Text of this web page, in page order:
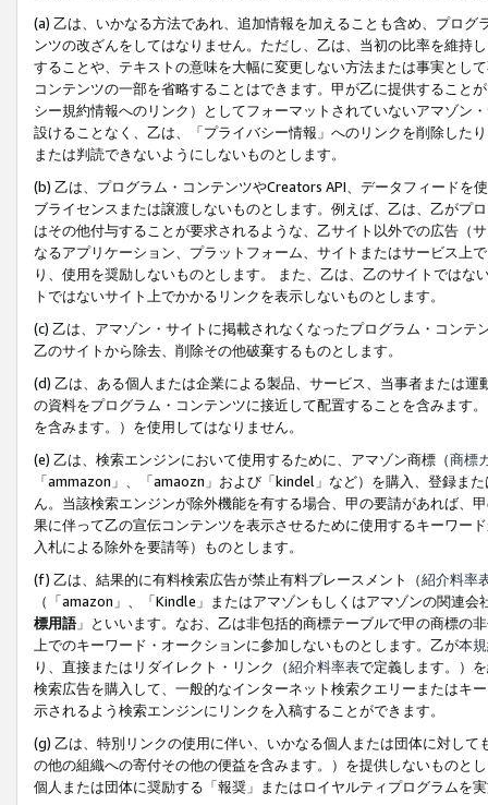
(a) 乙は、いかなる方法であれ、追加情報を加えることも含め、プロ
ンツの改ざんをしてはなりません。ただし、乙は、当初の比率を維持
することや、テキストの意味を大幅に変更しない方法または事実とし
コンテンツの一部を省略することはできます。甲が乙に提供すること
シー規約情報へのリンク）としてフォーマットされていないアマゾン
設けることなく、乙は、「プライバシー情報」へのリンクを削除した
または判読できないようにしないものとします。
(b) 乙は、プログラム・コンテンツやCreators API、データフィード
ブライセンスまたは譲渡しないものとします。例えば、乙は、乙がプ
はその他付与することが要求されるような、乙サイト以外での広告（
なるアプリケーション、プラットフォーム、サイトまたはサービス上
り、使用を奨励しないものとします。 また、乙は、乙のサイトでは
トではないサイト上でかかるリンクを表示しないものとします。
(c) 乙は、アマゾン・サイトに掲載されなくなったプログラム・コン
乙のサイトから除去、削除その他破棄するものとします。
(d) 乙は、ある個人または企業による製品、サービス、当事者または
の資料をプログラム・コンテンツに接近して配置することを含みます
を含みます。）を使用してはなりません。
(e) 乙は、検索エンジンにおいて使用するために、アマゾン商標（商標
「ammazon」、「amaozn」および「kindel」など）を購入、登録ま
ん。当該検索エンジンが除外機能を有する場合、甲の要請があれば、
果に伴って乙の宣伝コンテンツを表示させるために使用するキーワー
入札による除外を要請等）ものとします。
(f) 乙は、結果的に有料検索広告が禁止有料プレースメント（紹介料率
（「amazon」、「Kindle」またはアマゾンもしくはアマゾンの関連
標用語」といいます。なお、乙は非包括的商標テーブルで甲の商標の
上でのキーワード・オークションに参加しないものとします。乙が本
り、直接またはリダイレクト・リンク（紹介料率表で定義します。）
検索広告を購入して、一般的なインターネット検索クエリーまたはキ
示されるよう検索エンジンにリンクを入稿することができます。
(g) 乙は、特別リンクの使用に伴い、いかなる個人または団体に対し
の他の組織への寄付その他の便益を含みます。）を提供しないものと
個人または団体に奨励する「報奨」またはロイヤルティプログラムを